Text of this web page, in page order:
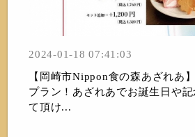
2024-01-18 07:41:03
【岡崎市Nippon食の森あざれあ
プラン！あざれあでお誕生日や
て頂け...